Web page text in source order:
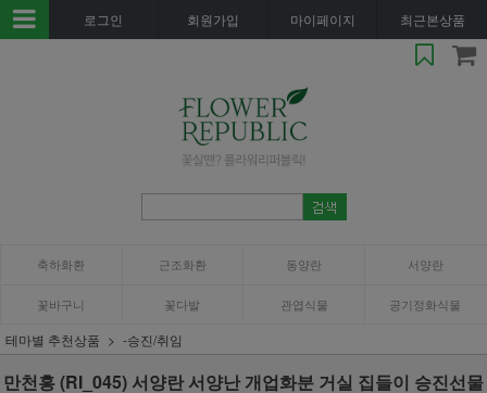
로그인 회원가입 마이페이지 최근본상품
축하화환 근조화환 동양란 서양란
꽃바구니 꽃다발 관엽식물 공기정화식물
테마별 추천상품 -승진/취임
만천홍 (RI_045) 서양란 서양난 개업화분 거실 집들이 승진선물